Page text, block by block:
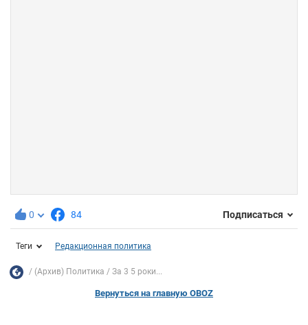
0 84 Подписаться
Теги Редакционная политика
(Архив) Политика За 3 5 роки...
Вернуться на главную OBOZ